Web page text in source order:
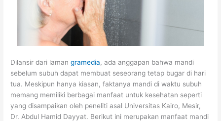
Dilansir dari lamangramedia, ada anggapan bahwa mandi
sebelum subuh dapat membuat seseorang tetap bugar di hari
tua. Meskipun hanya kiasan, faktanya mandi di waktu subuh
memang memiliki berbagai manfaat untuk kesehatan seperti
yang disampaikan oleh peneliti asal Universitas Kairo, Mesir,
Dr. Abdul Hamid Dayyat. Berikut ini merupakan manfaat mandi